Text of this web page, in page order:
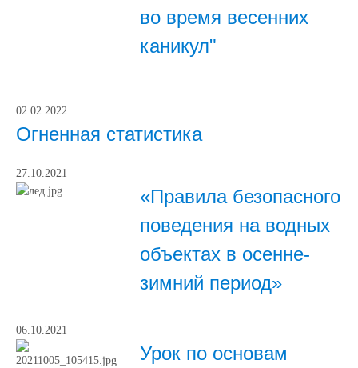
во время весенних
каникул"
02.02.2022
Огненная статистика
27.10.2021
«Правила безопасного
поведения на водных
объектах в осенне-
зимний период»
06.10.2021
Урок по основам